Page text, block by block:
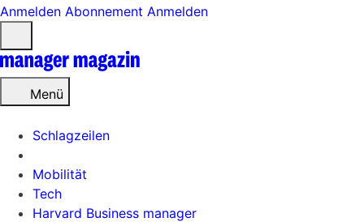
Anmelden Abonnement Anmelden
öffnen
Menü
Schlagzeilen
Mobilität
Tech
Harvard Business manager